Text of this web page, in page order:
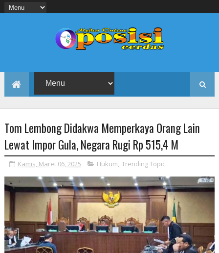
Tom Lembong Didakwa Memperkaya Orang Lain
Lewat Impor Gula, Negara Rugi Rp 515,4 M
Kamis, Maret 06, 2025 Hukum, Trending Topic